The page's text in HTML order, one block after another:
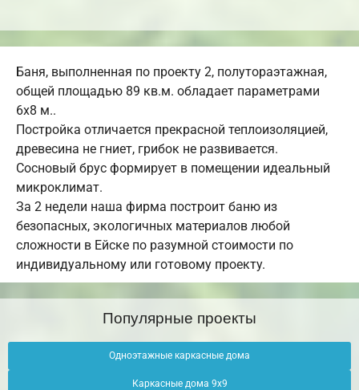
Баня, выполненная по проекту 2, полутораэтажная,
общей площадью 89 кв.м. обладает параметрами
6х8 м..
Постройка отличается прекрасной теплоизоляцией,
древесина не гниет, грибок не развивается.
Сосновый брус формирует в помещении идеальный
микроклимат.
За 2 недели наша фирма построит баню из
безопасных, экологичных материалов любой
сложности в Ейске по разумной стоимости по
индивидуальному или готовому проекту.
Популярные проекты
Одноэтажные каркасные дома
Каркасные дома 9х9